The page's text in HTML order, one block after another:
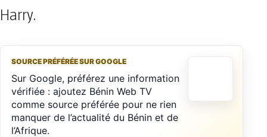
Harry.
SOURCE PRÉFÉRÉE SUR GOOGLE
Sur Google, préférez une information
vérifiée : ajoutez Bénin Web TV
comme source préférée pour ne rien
manquer de l’actualité du Bénin et de
l’Afrique.